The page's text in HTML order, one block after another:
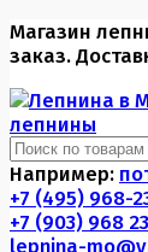
Магазин
заказ.
Например:
+7 (495) 968-
+7 (903) 968
lepnina-